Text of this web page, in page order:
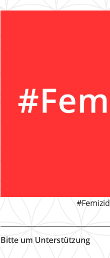
#Femizid
Bitte um Unterstützung